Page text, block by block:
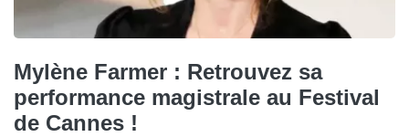
Mylène Farmer : Retrouvez sa
performance magistrale au Festival
de Cannes !